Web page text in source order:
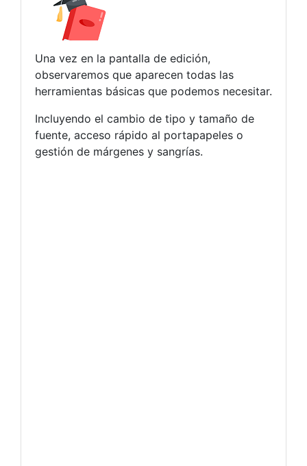
Una vez en la pantalla de edición,
observaremos que aparecen todas las
herramientas básicas que podemos necesitar.
Incluyendo el cambio de tipo y tamaño de
fuente, acceso rápido al portapapeles o
gestión de márgenes y sangrías.